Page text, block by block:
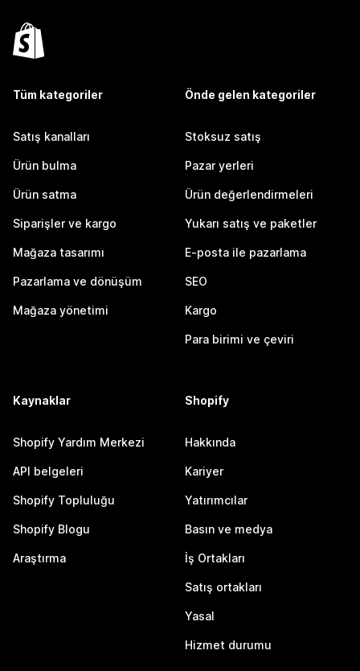
Tüm kategoriler
Satış kanalları
Ürün bulma
Ürün satma
Siparişler ve kargo
Mağaza tasarımı
Pazarlama ve dönüşüm
Mağaza yönetimi
Önde gelen kategoriler
Stoksuz satış
Pazar yerleri
Ürün değerlendirmeleri
Yukarı satış ve paketler
E-posta ile pazarlama
SEO
Kargo
Para birimi ve çeviri
Kaynaklar
Shopify Yardım Merkezi
API belgeleri
Shopify Topluluğu
Shopify Blogu
Araştırma
Shopify
Hakkında
Kariyer
Yatırımcılar
Basın ve medya
İş Ortakları
Satış ortakları
Yasal
Hizmet durumu